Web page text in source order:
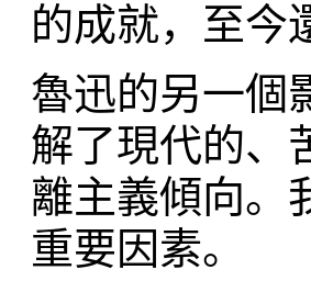
的成就，至今
魯迅的另一個
解了現代的、
離主義傾向。
重要因素。